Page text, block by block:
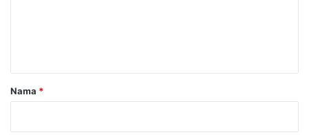
rNama *